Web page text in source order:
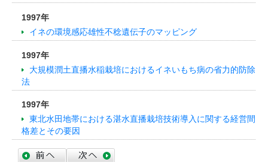
1997年
イネの環境感応雄性不稔遺伝子のマッピング
1997年
大規模潤土直播水稲栽培におけるイネいもち病の省力的防除
法
1997年
東北水田地帯における湛水直播栽培技術導入に関する経営間
格差とその要因